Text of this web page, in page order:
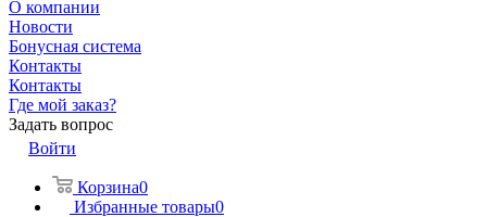
О компании
Новости
Бонусная система
Контакты
Контакты
Где мой заказ?
Задать вопрос
Войти
Корзина0
Избранные товары0